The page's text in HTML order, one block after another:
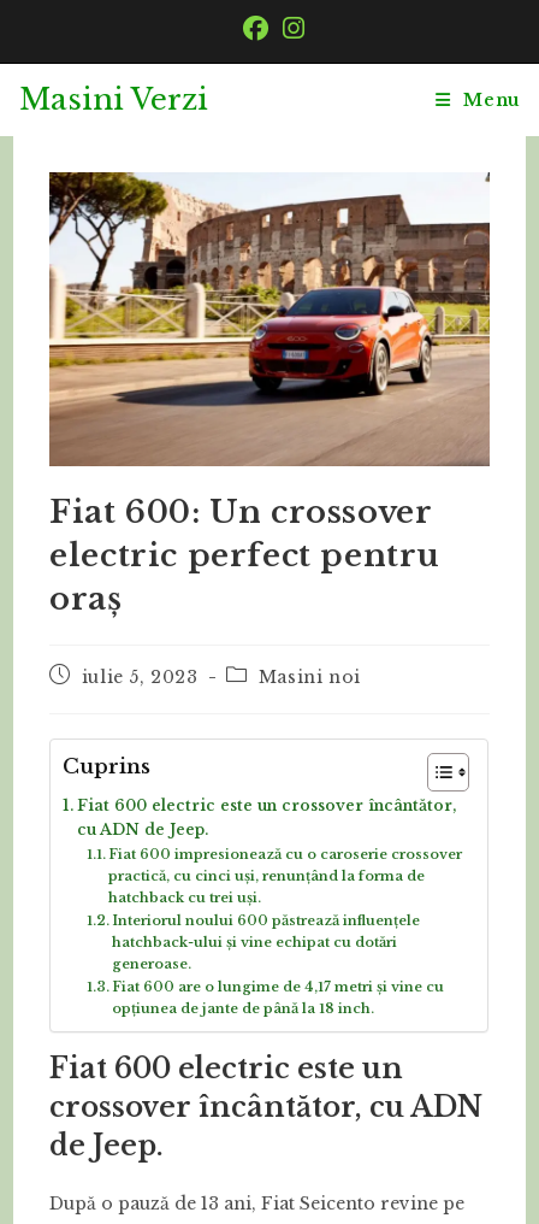
Masini Verzi Menu
Fiat 600: Un crossover
electric perfect pentru
oraș
Postiulie 5, 2023
PostMasini noi
Cuprins
Fiat 600 electric este un crossover încântător,
cu ADN de Jeep.
Fiat 600 impresionează cu o caroserie crossover
practică, cu cinci uși, renunțând la forma de
hatchback cu trei uși.
Interiorul noului 600 păstrează influențele
hatchback-ului și vine echipat cu dotări
generoase.
Fiat 600 are o lungime de 4,17 metri și vine cu
opțiunea de jante de până la 18 inch.
Fiat 600 electric este un
crossover încântător, cu ADN
de Jeep.
După o pauză de 13 ani, Fiat Seicento revine pe